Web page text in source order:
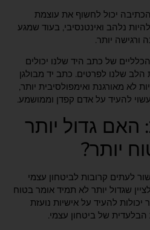
יכול לחשוף את עוצמת
נלהב ואינטנסיבי, בעוד שמגע
ורגישה יותר.
של כתב היד שלנו יכולים
שלנו לפרטים. כתב יד מבולגן
לא מאורגנת ואימפולסיבית יותר,
להעיד על אדם קפדן וממושמע.
האם גדול יותר
יותר?
לעתים קרובות לביטחון עצמי
שגדול יותר לא תמיד אומר בטוח
יכולות להעיד על אישיות נועזת
של ביטחון עצמי.